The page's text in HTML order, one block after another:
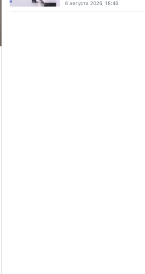
6 августа 2026, 18:46